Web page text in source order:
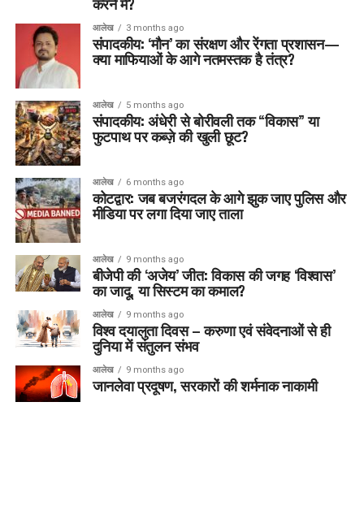
आलेख 3 months ago
संपादकीय: ‘मौन’ का संरक्षण और रेंगता प्रशासन—
क्या माफियाओं के आगे नतमस्तक है तंत्र?
आलेख 5 months ago
संपादकीय: अंधेरी से बोरीवली तक “विकास” या
फुटपाथ पर कब्ज़े की खुली छूट?
आलेख 6 months ago
कोटद्वार: जब बजरंगदल के आगे झुक जाए पुलिस और
मीडिया पर लगा दिया जाए ताला
आलेख 9 months ago
बीजेपी की ‘अजेय’ जीत: विकास की जगह ‘विश्वास’
का जादू, या सिस्टम का कमाल?
आलेख 9 months ago
विश्व दयालुता दिवस – करुणा एवं संवेदनाओं से ही
दुनिया में संतुलन संभव
आलेख 9 months ago
जानलेवा प्रदूषण, सरकारों की शर्मनाक नाकामी